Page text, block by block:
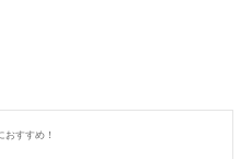
すすめ！